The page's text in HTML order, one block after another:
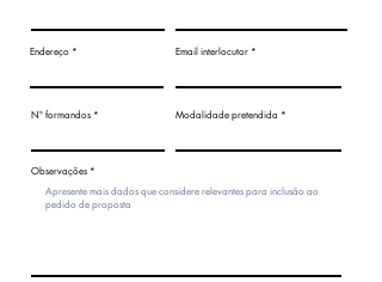
Endereço Email interlocutor
Nº formandos Modalidade pretendida
Observações